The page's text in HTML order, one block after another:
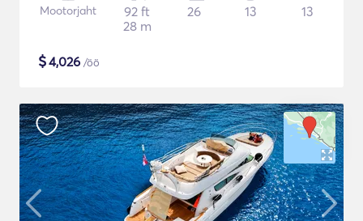
Mootorjaht
92 ft
28 m
26 13 13
$4,026 /öö